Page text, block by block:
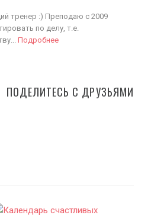
тренер :) Преподаю с 2009
по делу, т.е.
Подробнее
ПОДЕЛИТЕСЬ С ДРУЗЬЯМИ